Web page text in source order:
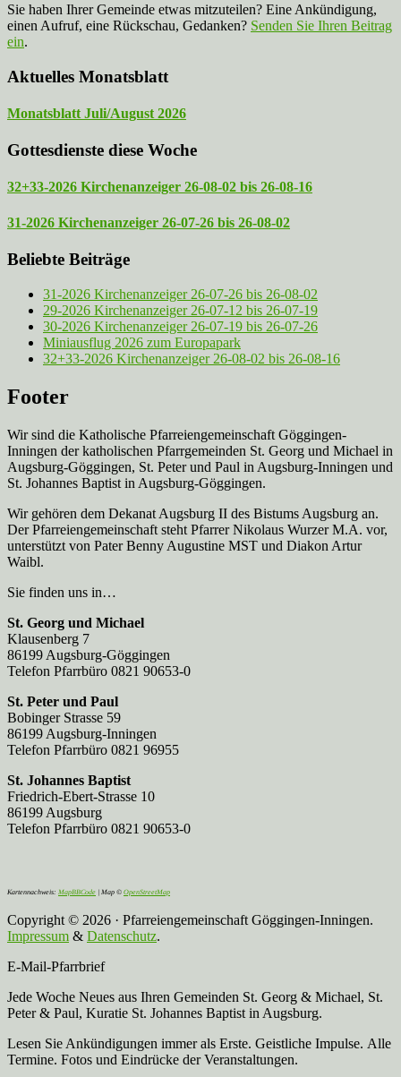
Sie haben Ihrer Gemeinde etwas mitzuteilen? Eine Ankündigung,
einen Aufruf, eine Rückschau, Gedanken? Senden Sie Ihren Beitrag
ein.
Aktuelles Monatsblatt
Monatsblatt Juli/August 2026
Gottesdienste diese Woche
32+33-2026 Kirchenanzeiger 26-08-02 bis 26-08-16
31-2026 Kirchenanzeiger 26-07-26 bis 26-08-02
Beliebte Beiträge
31-2026 Kirchenanzeiger 26-07-26 bis 26-08-02
29-2026 Kirchenanzeiger 26-07-12 bis 26-07-19
30-2026 Kirchenanzeiger 26-07-19 bis 26-07-26
Miniausflug 2026 zum Europapark
32+33-2026 Kirchenanzeiger 26-08-02 bis 26-08-16
Footer
Wir sind die Katholische Pfarreien­gemeinschaft Göggingen-
Inningen der katholischen Pfarrgemeinden St. Georg und Michael in
Augsburg-Göggingen, St. Peter und Paul in Augsburg-Inningen und
St. Johannes Baptist in Augsburg-Göggingen.
Wir gehören dem Dekanat Augsburg II des Bistums Augsburg an.
Der Pfarreien­gemeinschaft steht Pfarrer Nikolaus Wurzer M.A. vor,
unterstützt von Pater Benny Augustine MST und Diakon Artur
Waibl.
Sie finden uns in…
St. Georg und Michael
Klausenberg 7
86199 Augsburg-Göggingen
Telefon Pfarrbüro 0821 90653-0
St. Peter und Paul
Bobinger Strasse 59
86199 Augsburg-Inningen
Telefon Pfarrbüro 0821 96955
St. Johannes Baptist
Friedrich-Ebert-Strasse 10
86199 Augsburg
Telefon Pfarrbüro 0821 90653-0
Kartennachweis: MapBBCode | Map © OpenStreetMap
Copyright © 2026 · Pfarreiengemeinschaft Göggingen-Inningen.
Impressum & Datenschutz.
E-Mail-Pfarrbrief
Jede Woche Neues aus Ihren Gemeinden St. Georg & Michael, St.
Peter & Paul, Kuratie St. Johannes Baptist in Augsburg.
Lesen Sie Ankündigungen immer als Erste. Geistliche Impulse. Alle
Termine. Fotos und Eindrücke der Veranstaltungen.